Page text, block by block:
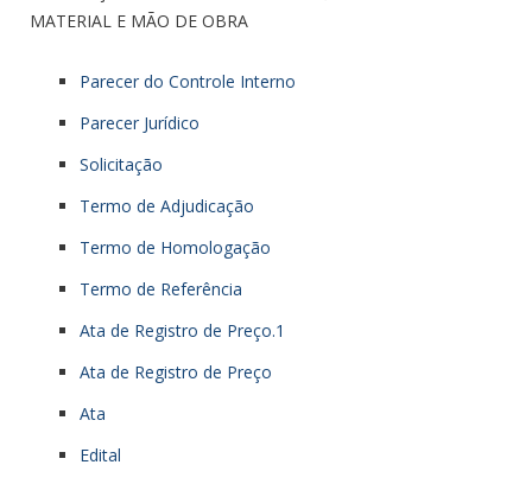
MATERIAL E MÃO DE OBRA
Parecer do Controle Interno
Parecer Jurídico
Solicitação
Termo de Adjudicação
Termo de Homologação
Termo de Referência
Ata de Registro de Preço.1
Ata de Registro de Preço
Ata
Edital